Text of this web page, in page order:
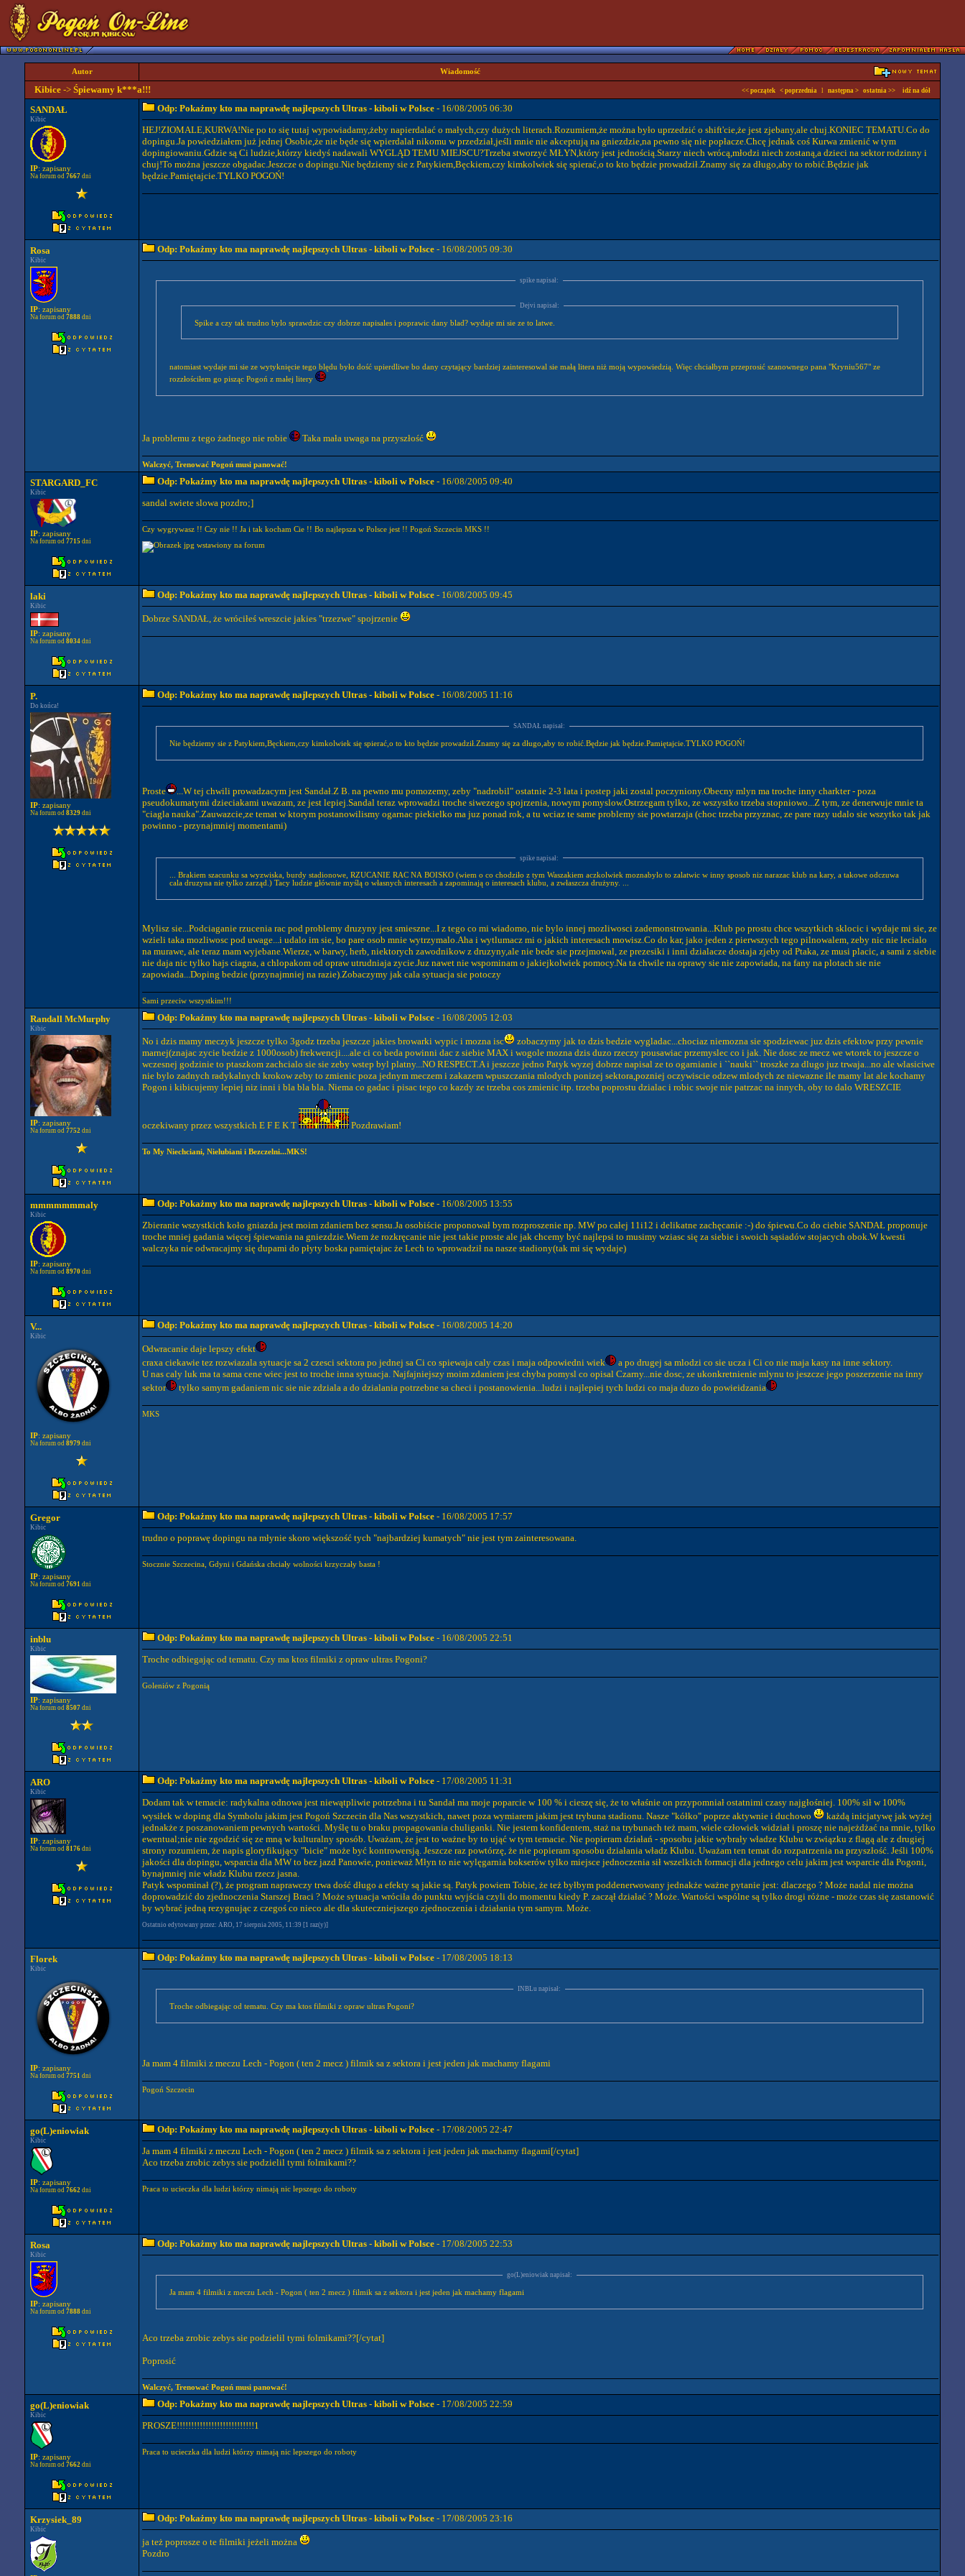
Autor Wiadomość
Kibice -> Śpiewamy k***a!!! << początek < poprzednia l następna > ostatnia >> idź na dół
SANDAŁ
Kibic
IP: zapisany
Na forum od 7667 dni
Odp: Pokażmy kto ma naprawdę najlepszych Ultras - kiboli w Polsce - 16/08/2005 06:30
HEJ!ZIOMALE,KURWA!Nie po to się tutaj wypowiadamy,żeby napierdalać o małych,czy dużych literach.Rozumiem,że można było uprzedzić o shift'cie,że jest zjebany,ale chuj.KONIEC TEMATU.Co do
dopingu.Ja powiedziałem już jednej Osobie,że nie będe się wpierdalał nikomu w przedział,jeśli mnie nie akceptują na gniezdzie,na pewno się nie popłacze.Chcę jednak coś Kurwa zmienić w tym
dopingiowaniu.Gdzie są Ci ludzie,którzy kiedyś nadawali WYGLĄD TEMU MIEJSCU?Trzeba stworzyć MŁYN,który jest jednością.Starzy niech wrócą,młodzi niech zostaną,a dzieci na sektor rodzinny i
chuj!To można jeszcze obgadac.Jeszcze o dopingu.Nie będziemy sie z Patykiem,Bęckiem,czy kimkolwiek się spierać,o to kto będzie prowadził.Znamy się za długo,aby to robić.Będzie jak
będzie.Pamiętajcie.TYLKO POGOŃ!
Rosa
Kibic
IP: zapisany
Na forum od 7888 dni
Odp: Pokażmy kto ma naprawdę najlepszych Ultras - kiboli w Polsce - 16/08/2005 09:30
spike napisał:
Dejvi napisał:
Spike a czy tak trudno bylo sprawdzic czy dobrze napisales i poprawic dany blad? wydaje mi sie ze to latwe.
natomiast wydaje mi sie ze wytyknięcie tego blędu było dość upierdliwe bo dany czytający bardziej zainteresowal sie małą litera niż moją wypowiedzią. Więc chciałbym przeprosić szanownego pana "Kryniu567" ze
rozzłościłem go pisząc Pogoń z małej litery
Ja problemu z tego żadnego nie robie Taka mała uwaga na przyszłość
Walczyć, Trenować Pogoń musi panować!
STARGARD_FC
Kibic
IP: zapisany
Na forum od 7715 dni
Odp: Pokażmy kto ma naprawdę najlepszych Ultras - kiboli w Polsce - 16/08/2005 09:40
sandal swiete slowa pozdro;]
Czy wygrywasz !! Czy nie !! Ja i tak kocham Cie !! Bo najlepsza w Polsce jest !! Pogoń Szczecin MKS !!
laki
Kibic
IP: zapisany
Na forum od 8034 dni
Odp: Pokażmy kto ma naprawdę najlepszych Ultras - kiboli w Polsce - 16/08/2005 09:45
Dobrze SANDAŁ, że wróciłeś wreszcie jakies "trzezwe" spojrzenie
P.
Do końca!
IP: zapisany
Na forum od 8329 dni
Odp: Pokażmy kto ma naprawdę najlepszych Ultras - kiboli w Polsce - 16/08/2005 11:16
SANDAŁ napisał:
Nie będziemy sie z Patykiem,Bęckiem,czy kimkolwiek się spierać,o to kto będzie prowadził.Znamy się za długo,aby to robić.Będzie jak będzie.Pamiętajcie.TYLKO POGOŃ!
Proste
...W tej chwili prowadzacym jest Sandał.Z B. na pewno mu pomozemy, zeby "nadrobil" ostatnie 2-3 lata i postep jaki zostal poczyniony.Obecny mlyn ma troche inny charkter - poza
pseudokumatymi dzieciakami uwazam, ze jest lepiej.Sandal teraz wprowadzi troche siwezego spojrzenia, nowym pomyslow.Ostrzegam tylko, ze wszystko trzeba stopniowo...Z tym, ze denerwuje mnie ta
"ciagla nauka".Zauwazcie,ze temat w ktorym postanowilismy ogarnac piekielko ma juz ponad rok, a tu wciaz te same problemy sie powtarzaja (choc trzeba przyznac, ze pare razy udalo sie wszytko tak jak
powinno - przynajmniej momentami)
spike napisał:
... Brakiem szacunku sa wyzwiska, burdy stadionowe, RZUCANIE RAC NA BOISKO (wiem o co chodziło z tym Waszakiem aczkolwiek moznabylo to zalatwic w inny sposob niz narazac klub na kary, a takowe odczuwa
cala druzyna nie tylko zarząd.) Tacy ludzie głównie myślą o własnych interesach a zapominają o interesach klubu, a zwłaszcza drużyny. ...
Mylisz sie...Podciaganie rzucenia rac pod problemy druzyny jest smieszne...I z tego co mi wiadomo, nie bylo innej mozliwosci zademonstrowania...Klub po prostu chce wszytkich sklocic i wydaje mi sie, ze
wzieli taka mozliwosc pod uwage...i udalo im sie, bo pare osob mnie wytrzymalo.Aha i wytlumacz mi o jakich interesach mowisz.Co do kar, jako jeden z pierwszych tego pilnowalem, zeby nic nie lecialo
na murawe, ale teraz mam wyjebane.Wierze, w barwy, herb, niektorych zawodnikow z druzyny,ale nie bede sie przejmowal, ze prezesiki i inni dzialacze dostaja zjeby od Ptaka, ze musi placic, a sami z siebie
nie daja nic tylko hajs ciagna, a chlopakom od opraw utrudniaja zycie.Juz nawet nie wspominam o jakiejkolwiek pomocy.Na ta chwile na oprawy sie nie zapowiada, na fany na plotach sie nie
zapowiada...Doping bedzie (przynajmniej na razie).Zobaczymy jak cala sytuacja sie potoczy
Sami przeciw wszystkim!!!
Randall McMurphy
Kibic
IP: zapisany
Na forum od 7752 dni
Odp: Pokażmy kto ma naprawdę najlepszych Ultras - kiboli w Polsce - 16/08/2005 12:03
No i dzis mamy meczyk jeszcze tylko 3godz trzeba jeszcze jakies browarki wypic i mozna isc
zobaczymy jak to dzis bedzie wygladac...chociaz niemozna sie spodziewac juz dzis efektow przy pewnie
marnej(znajac zycie bedzie z 1000osob) frekwencji....ale ci co beda powinni dac z siebie MAX i wogole mozna dzis duzo rzeczy pousawiac przemyslec co i jak. Nie dosc ze mecz we wtorek to jeszcze o
wczesnej godzinie to ptaszkom zachcialo sie sie zeby wstep byl platny...NO RESPECT.A i jeszcze jedno Patyk wyzej dobrze napisal ze to ogarnianie i ``nauki`` troszke za dlugo juz trwaja...no ale wlasiciwe
nie bylo zadnych radykalnych krokow zeby to zmienic poza jednym meczem i zakazem wpuszczania mlodych ponizej sektora,pozniej oczywiscie odzew mlodych ze niewazne ile mamy lat ale kochamy
Pogon i kibicujemy lepiej niz inni i bla bla bla. Niema co gadac i pisac tego co kazdy ze trzeba cos zmienic itp. trzeba poprostu dzialac i robic swoje nie patrzac na innych, oby to dalo WRESZCIE
oczekiwany przez wszystkich E F E K T Pozdrawiam!
To My Niechciani, Nielubiani i Bezczelni...MKS!
mmmmmmmaly
Kibic
IP: zapisany
Na forum od 8970 dni
Odp: Pokażmy kto ma naprawdę najlepszych Ultras - kiboli w Polsce - 16/08/2005 13:55
Zbieranie wszystkich koło gniazda jest moim zdaniem bez sensu.Ja osobiście proponował bym rozproszenie np. MW po całej 11i12 i delikatne zachęcanie :-) do śpiewu.Co do ciebie SANDAŁ proponuje
troche mniej gadania więcej śpiewania na gniezdzie.Wiem że rozkręcanie nie jest takie proste ale jak chcemy być najlepsi to musimy wziasc się za siebie i swoich sąsiadów stojacych obok.W kwesti
walczyka nie odwracajmy się dupami do płyty boska pamiętajac że Lech to wprowadził na nasze stadiony(tak mi się wydaje)
V...
Kibic
IP: zapisany
Na forum od 8979 dni
Odp: Pokażmy kto ma naprawdę najlepszych Ultras - kiboli w Polsce - 16/08/2005 14:20
Odwracanie daje lepszy efekt
craxa ciekawie tez rozwiazala sytuacje sa 2 czesci sektora po jednej sa Ci co spiewaja caly czas i maja odpowiedni wiek
a po drugej sa mlodzi co sie ucza i Ci co nie maja kasy na inne sektory.
U nas caly luk ma ta sama cene wiec jest to troche inna sytuacja. Najfajniejszy moim zdaniem jest chyba pomysl co opisal Czarny...nie dosc, ze ukonkretnienie mlynu to jeszcze jego poszerzenie na inny
sektor
tylko samym gadaniem nic sie nie zdziala a do dzialania potrzebne sa checi i postanowienia...ludzi i najlepiej tych ludzi co maja duzo do powieidzania
MKS
Gregor
Kibic
IP: zapisany
Na forum od 7691 dni
Odp: Pokażmy kto ma naprawdę najlepszych Ultras - kiboli w Polsce - 16/08/2005 17:57
trudno o poprawę dopingu na młynie skoro większość tych "najbardziej kumatych" nie jest tym zainteresowana.
Stocznie Szczecina, Gdyni i Gdańska chciały wolności krzyczały basta !
inblu
Kibic
IP: zapisany
Na forum od 8507 dni
Odp: Pokażmy kto ma naprawdę najlepszych Ultras - kiboli w Polsce - 16/08/2005 22:51
Troche odbiegając od tematu. Czy ma ktos filmiki z opraw ultras Pogoni?
Goleniów z Pogonią
ARO
Kibic
IP: zapisany
Na forum od 8176 dni
Odp: Pokażmy kto ma naprawdę najlepszych Ultras - kiboli w Polsce - 17/08/2005 11:31
Dodam tak w temacie: radykalna odnowa jest niewątpliwie potrzebna i tu Sandał ma moje poparcie w 100 % i cieszę się, że to właśnie on przypomniał ostatnimi czasy najgłośniej. 100% sił w 100%
wysiłek w doping dla Symbolu jakim jest Pogoń Szczecin dla Nas wszystkich, nawet poza wymiarem jakim jest trybuna stadionu. Nasze "kółko" poprze aktywnie i duchowo
każdą inicjatywę jak wyżej
jednakże z poszanowaniem pewnych wartości. Myślę tu o braku propagowania chuliganki. Nie jestem konfidentem, staż na trybunach też mam, wiele człowiek widział i proszę nie najeżdżać na mnie, tylko
ewentual;nie nie zgodzić się ze mną w kulturalny sposób. Uważam, że jest to ważne by to ująć w tym temacie. Nie popieram działań - sposobu jakie wybrały władze Klubu w związku z flagą ale z drugiej
strony rozumiem, że napis gloryfikujący "bicie" może być kontrowersją. Jeszcze raz powtórzę, że nie popieram sposobu działania władz Klubu. Uważam ten temat do rozpatrzenia na przyszłość. Jeśli 100%
jakości dla dopingu, wsparcia dla MW to bez jazd Panowie, ponieważ Młyn to nie wylęgarnia bokserów tylko miejsce jednoczenia sił wszelkich formacji dla jednego celu jakim jest wsparcie dla Pogoni,
bynajmniej nie władz Klubu rzecz jasna.
Patyk wspominał (?), że program naprawczy trwa dość długo a efekty są jakie są. Patyk powiem Tobie, że też byłbym poddenerwowany jednakże ważne pytanie jest: dlaczego ? Może nadal nie można
doprowadzić do zjednoczenia Starszej Braci ? Może sytuacja wróciła do punktu wyjścia czyli do momentu kiedy P. zaczął działać ? Może. Wartości wspólne są tylko drogi różne - może czas się zastanowić
by wybrać jedną rezygnując z czegoś co nieco ale dla skuteczniejszego zjednoczenia i działania tym samym. Może.
Ostatnio edytowany przez: ARO, 17 sierpnia 2005, 11:39 [1 raz(y)]
Florek
Kibic
IP: zapisany
Na forum od 7751 dni
Odp: Pokażmy kto ma naprawdę najlepszych Ultras - kiboli w Polsce - 17/08/2005 18:13
INBLu napisał:
Troche odbiegając od tematu. Czy ma ktos filmiki z opraw ultras Pogoni?
Ja mam 4 filmiki z meczu Lech - Pogon ( ten 2 mecz ) filmik sa z sektora i jest jeden jak machamy flagami
Pogoń Szczecin
go(L)eniowiak
Kibic
IP: zapisany
Na forum od 7662 dni
Odp: Pokażmy kto ma naprawdę najlepszych Ultras - kiboli w Polsce - 17/08/2005 22:47
Ja mam 4 filmiki z meczu Lech - Pogon ( ten 2 mecz ) filmik sa z sektora i jest jeden jak machamy flagami[/cytat]
Aco trzeba zrobic zebys sie podzielil tymi folmikami??
Praca to ucieczka dla ludzi którzy nimają nic lepszego do roboty
Rosa
Kibic
IP: zapisany
Na forum od 7888 dni
Odp: Pokażmy kto ma naprawdę najlepszych Ultras - kiboli w Polsce - 17/08/2005 22:53
go(L)eniowiak napisał:
Ja mam 4 filmiki z meczu Lech - Pogon ( ten 2 mecz ) filmik sa z sektora i jest jeden jak machamy flagami
Aco trzeba zrobic zebys sie podzielil tymi folmikami??[/cytat]
Poprosić
Walczyć, Trenować Pogoń musi panować!
go(L)eniowiak
Kibic
IP: zapisany
Na forum od 7662 dni
Odp: Pokażmy kto ma naprawdę najlepszych Ultras - kiboli w Polsce - 17/08/2005 22:59
PROSZE!!!!!!!!!!!!!!!!!!!!!!!!!!!1
Praca to ucieczka dla ludzi którzy nimają nic lepszego do roboty
Krzysiek_89
Kibic
Odp: Pokażmy kto ma naprawdę najlepszych Ultras - kiboli w Polsce - 17/08/2005 23:16
ja też poprosze o te filmiki jeżeli można
Pozdro